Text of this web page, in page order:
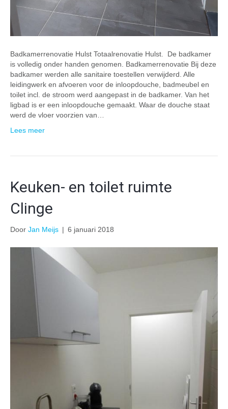
Badkamerrenovatie Hulst Totaalrenovatie Hulst. De badkamer
is volledig onder handen genomen. Badkamerrenovatie Bij deze
badkamer werden alle sanitaire toestellen verwijderd. Alle
leidingwerk en afvoeren voor de inloopdouche, badmeubel en
toilet incl. de stroom werd aangepast in de badkamer. Van het
ligbad is er een inloopdouche gemaakt. Waar de douche staat
werd de vloer voorzien van…
Lees meer
Keuken- en toilet ruimte
Clinge
Door Jan Meijs | 6 januari 2018